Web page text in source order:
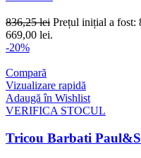
836,25lei Prețul inițial a fost:
669,00 lei.
-20%
Compară
Vizualizare rapidă
Adaugă în Wishlist
VERIFICA STOCUL
Tricou Barbati